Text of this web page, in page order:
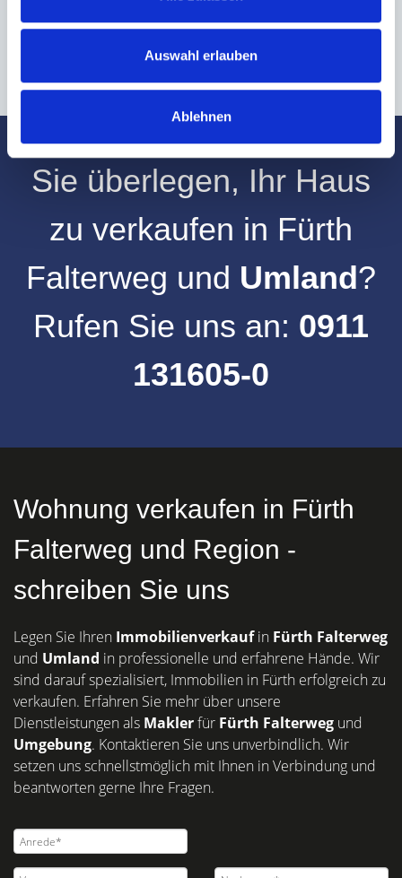
Auswahl erlauben
Ablehnen
Sie überlegen, Ihr Haus
zu verkaufen in Fürth
Falterweg und Umland?
Rufen Sie uns an: 0911
131605-0
Wohnung verkaufen in Fürth
Falterweg und Region -
schreiben Sie uns
Legen Sie Ihren Immobilienverkaufin Fürth Falterweg
und Umland in professionelle und erfahrene Hände. Wir
sind darauf spezialisiert, Immobilien in Fürth erfolgreich zu
verkaufen. Erfahren Sie mehr über unsere
Dienstleistungen als Maklerfür Fürth Falterweg und
Umgebung. Kontaktieren Sie uns unverbindlich. Wir
setzen uns schnellstmöglich mit Ihnen in Verbindung und
beantworten gerne Ihre Fragen.